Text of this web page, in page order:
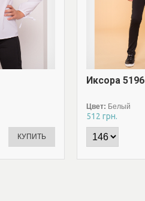
КУПИТЬ
Иксора 5196
Цвет: Белый
512 грн.